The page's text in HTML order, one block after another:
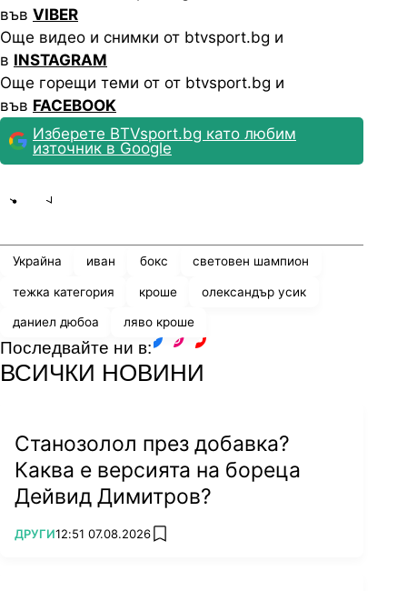
във VIBER
Още видео и снимки от btvsport.bg и
в INSTAGRAM
Още горещи теми от от btvsport.bg и
във FACEBOOK
Изберете BTVsport.bg като любим
източник в Google
Украйна иван бокс световен шампион
тежка категория кроше олександър усик
даниел дюбоа ляво кроше
Последвайте ни в:
ВСИЧКИ НОВИНИ
Станозолол през добавка?
Каква е версията на бореца
Дейвид Димитров?
ПОВЕЧЕ ОТ
ДРУГИ12:51 07.08.2026 add favorites